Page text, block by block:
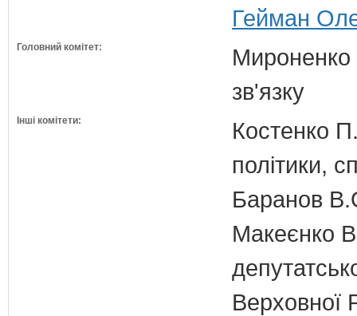
Гейман
Головний комітет:
Мироненко
зв'язку
Інші комітети:
Костенко
політики,
Баранов
Макеєнко
Верховної